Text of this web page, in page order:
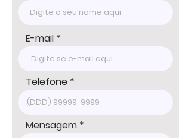
WhatsApp: 15 98178-0158
www.delmassoimoveis.com.br
E-mail
Telefone
Mensagem